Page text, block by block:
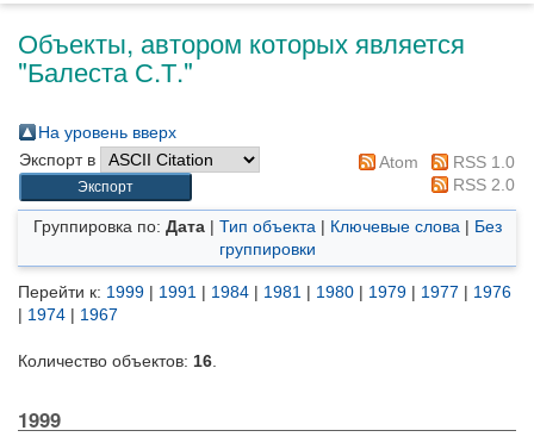
Объекты, автором которых является
"Балеста С.Т."
На уровень вверх
Экспорт в
Atom
RSS 1.0
RSS 2.0
Группировка по: Дата| Тип объекта | Ключевые слова | Без
группировки
Перейти к: 1999 | 1991 | 1984 | 1981 | 1980 | 1979 | 1977 | 1976
| 1974 | 1967
Количество объектов: 16
1999